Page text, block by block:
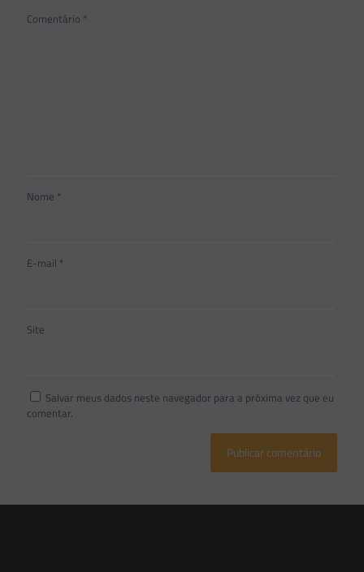
Comentário *
Nome *
E-mail *
Site
Salvar meus dados neste navegador para a próxima vez que eu
comentar.